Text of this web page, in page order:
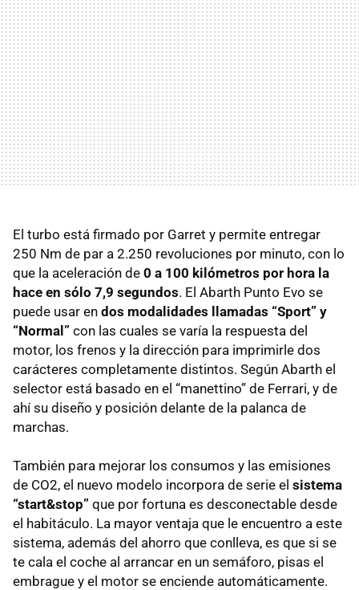
El turbo está firmado por Garret y permite entregar
250 Nm de par a 2.250 revoluciones por minuto, con lo
que la aceleración de 0 a 100 kilómetros por hora la
hace en sólo 7,9 segundos. El Abarth Punto Evo se
puede usar en dos modalidades llamadas “Sport” y
“Normal” con las cuales se varía la respuesta del
motor, los frenos y la dirección para imprimirle dos
carácteres completamente distintos. Según Abarth el
selector está basado en el “manettino” de Ferrari, y de
ahí su diseño y posición delante de la palanca de
marchas.
También para mejorar los consumos y las emisiones
de CO2, el nuevo modelo incorpora de serie el sistema
“start&stop” que por fortuna es desconectable desde
el habitáculo. La mayor ventaja que le encuentro a este
sistema, además del ahorro que conlleva, es que si se
te cala el coche al arrancar en un semáforo, pisas el
embrague y el motor se enciende automáticamente.